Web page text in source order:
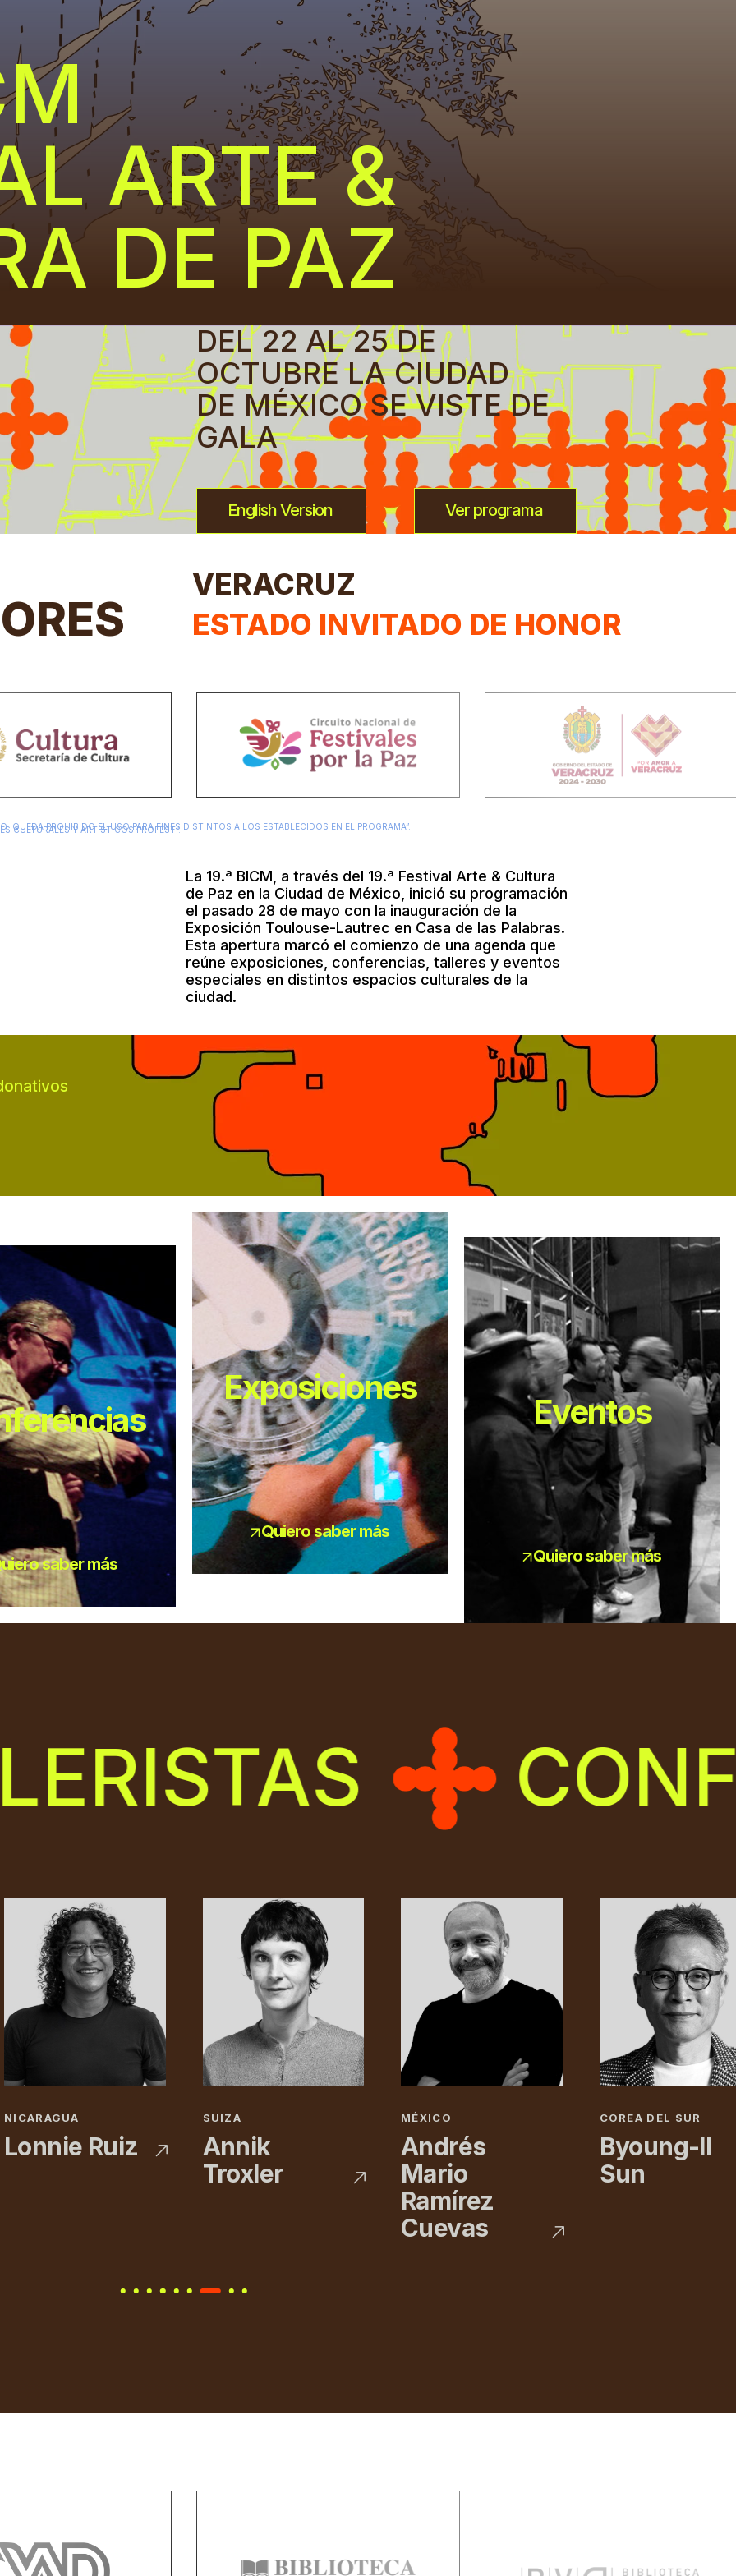
ARTE &
DE PAZ
DEL 22 AL 25 DE
OCTUBRE LA CIUDAD
DE MÉXICO SE VISTE DE
GALA
English Version Ver programa
VERACRUZ
ESTADO INVITADO DE HONOR
CULTURALES Y ARTÍSTICOS PROFEST”.
QUEDA PROHIBIDO EL USO PARA FINES DISTINTOS A LOS ESTABLECIDOS EN EL PROGRAMA”.
La 19.ª BICM, a través del 19.ª Festival Arte & Cultura
de Paz en la Ciudad de México, inició su programación
el pasado 28 de mayo con la inauguración de la
Exposición Toulouse-Lautrec en Casa de las Palabras.
Esta apertura marcó el comienzo de una agenda que
reúne exposiciones, conferencias, talleres y eventos
especiales en distintos espacios culturales de la
ciudad.
saber más
Exposiciones
Quiero saber más
Eventos
Quiero saber más
NICARAGUA
Lonnie Ruiz
SUIZA
Annik
Troxler
MÉXICO
Andrés
Mario
Ramírez
Cuevas
COREA DEL SUR
Byoung-Il
Sun